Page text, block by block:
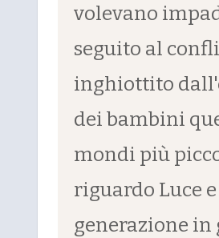
volevano
seguito al
inghiottito
dei bambini
mondi più
riguardo Luce
generazione in